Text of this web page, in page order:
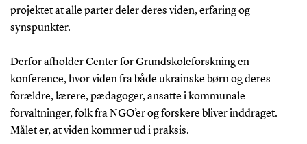
projektet at alle parter deler deres viden, erfaring og
synspunkter.
Derfor afholder Center for Grundskoleforskning en
konference, hvor viden fra både ukrainske børn og deres
forældre, lærere, pædagoger, ansatte i kommunale
forvaltninger, folk fra NGO’er og forskere bliver inddraget.
Målet er, at viden kommer ud i praksis.